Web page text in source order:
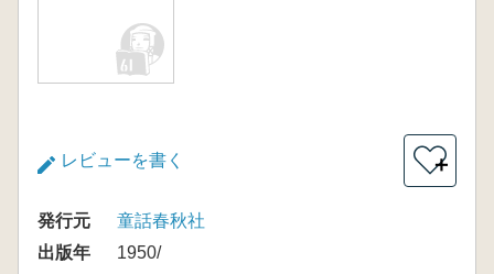
レビューを書く ＋
発行元
童話春秋社
出版年
1950/